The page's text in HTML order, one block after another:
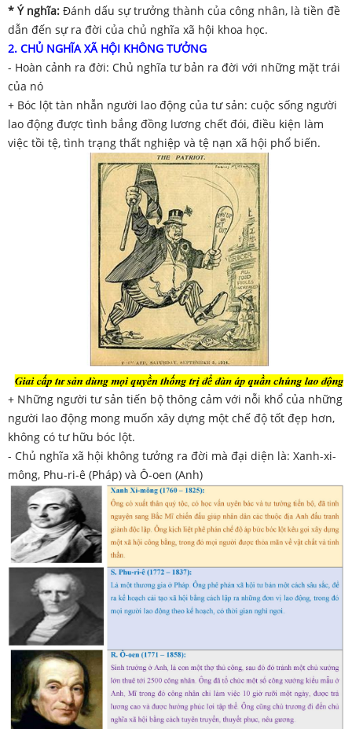
* Ý nghĩa: Đánh dấu sự trưởng thành của công nhân, là tiền đề
dẫn đến sự ra đời của chủ nghĩa xã hội khoa học.
2. CHỦ NGHĨA XÃ HỘI KHÔNG TƯỞNG
- Hoàn cảnh ra đời: Chủ nghĩa tư bản ra đời với những mặt trái
của nó
+ Bóc lột tàn nhẫn người lao động của tư sản: cuộc sống người
lao động được tình bắng đồng lương chết đói, điều kiện làm
việc tồi tệ, tình trạng thất nghiệp và tệ nạn xã hội phổ biến.
+ Những người tư sản tiến bộ thông cảm với nỗi khổ của những
người lao động mong muốn xây dựng một chế độ tốt đẹp hơn,
không có tư hữu bóc lột.
- Chủ nghĩa xã hội không tưởng ra đời mà đại diện là: Xanh-xi-
mông, Phu-ri-ê (Pháp) và Ô-oen (Anh)